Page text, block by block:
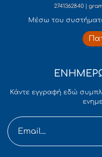
2741362840 |
Mέσω του
Κάντε εγγραφή εδώ